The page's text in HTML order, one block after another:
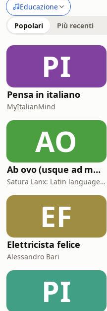
Educazione
Popolari Più recenti
PI
Pensa in italiano
MyItalianMind
AO
Ab ovo (usque ad mala)
Satura Lanx: Latin language and literature for beginners.
EF
Elettricista felice
Alessandro Bari
PI